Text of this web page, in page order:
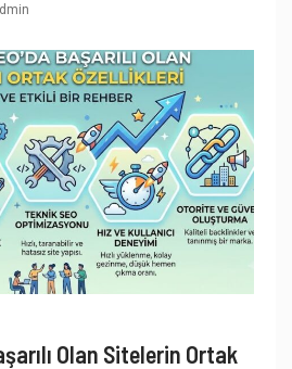
Olan Sitelerin Ortak